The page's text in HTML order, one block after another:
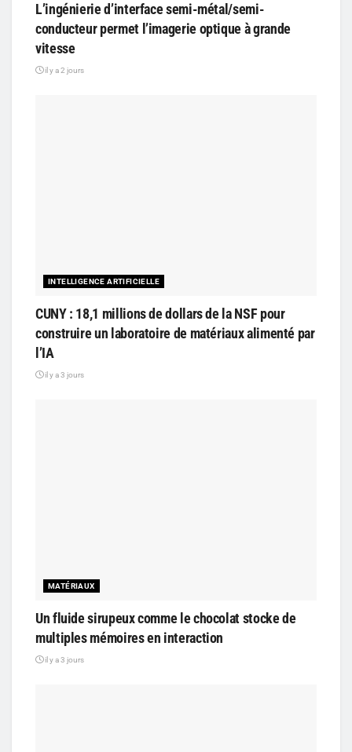
L’ingénierie d’interface semi-métal/semi-
conducteur permet l’imagerie optique à grande
vitesse
il y a 2 jours
INTELLIGENCE ARTIFICIELLE
CUNY : 18,1 millions de dollars de la NSF pour
construire un laboratoire de matériaux alimenté par
l’IA
il y a 3 jours
MATÉRIAUX
Un fluide sirupeux comme le chocolat stocke de
multiples mémoires en interaction
il y a 3 jours